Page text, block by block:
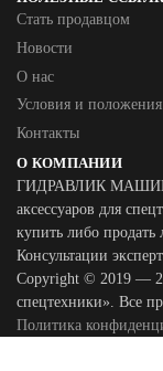
Стать продавцом
Новости
О нас
Условия и положения
Контакты
О КОМПАНИИ
ГИДРАВЛИК
аксессуаров для
купить либо продать
Консультации
Copyright © 2019 —
спецтехники». Все
Политика